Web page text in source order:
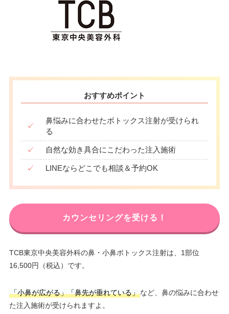
おすすめポイント
✓
鼻悩みに合わせたボトックス注射が受けられ
る
✓ 自然な効き具合にこだわった注入施術
✓ LINEならどこでも相談＆予約OK
カウンセリングを受ける！
TCB東京中央美容外科の鼻・小鼻ボトックス注射は、1部位
16,500円（税込）です。
「小鼻が広がる」「鼻先が垂れている」など、鼻の悩みに合わせ
た注入施術が受けられますよ。